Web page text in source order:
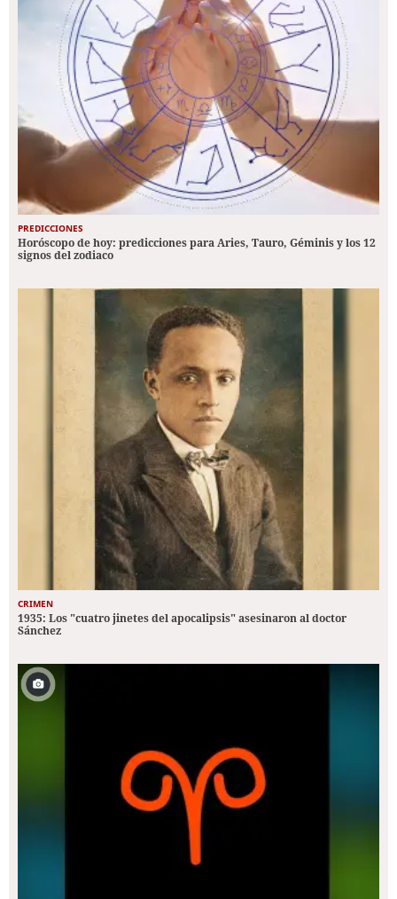
PREDICCIONES
Horóscopo de hoy: predicciones para Aries, Tauro, Géminis y los 12
signos del zodiaco
CRIMEN
1935: Los "cuatro jinetes del apocalipsis" asesinaron al doctor
Sánchez